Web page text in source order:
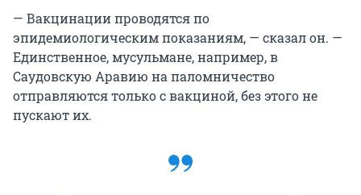
— Вакцинации проводятся по
эпидемиологическим показаниям, — сказал он. —
Единственное, мусульмане, например, в
Саудовскую Аравию на паломничество
отправляются только с вакциной, без этого не
пускают их.